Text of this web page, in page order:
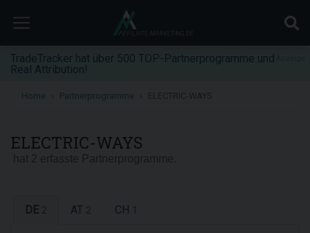
TradeTracker hat über 500 TOP-Partnerprogramme und
Real Attribution!
Home Partnerprogramme
ELECTRIC-WAYS
DE AT CH